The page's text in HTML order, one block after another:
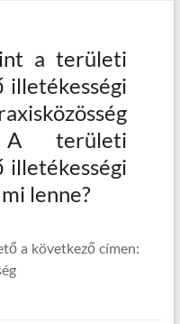
a területi
illetékességi
területi
illetékességi
lenne?
a következő címen: